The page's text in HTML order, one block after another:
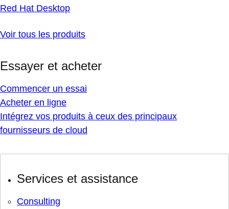
Red Hat Desktop
Voir tous les produits
Essayer et acheter
Commencer un essai
Acheter en ligne
Intégrez vos produits à ceux des principaux
fournisseurs de cloud
Services et assistance
Consulting